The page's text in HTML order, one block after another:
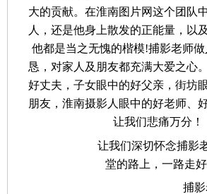
大的贡献。在淮南图片网这个团队
人，还是他身上散发的正能量，以
他都是当之无愧的楷模!捕影老师
恳，对家人及朋友都充满大爱之心
好丈夫，子女眼中的好父亲，街坊
朋友，淮南摄影人眼中的好老师、
让我们悲痛万分！
让我们深切怀念捕影老师
堂的路上，一路走
捕影老师安